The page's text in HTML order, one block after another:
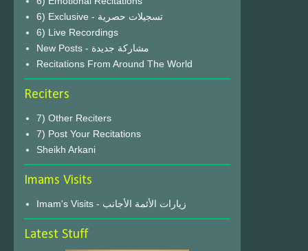
6) Exclusive - تسجيلات حصرية
6) Live Recordings
New Posts - مشاركة جديدة
Recitations From Around The World
Reciters
7) Other Reciters
7) Post Your Recitations
Sheikh Arkani
Imams Visits
Imam's Visits - زيارات الأئمة الأجانب
Latest Stuff